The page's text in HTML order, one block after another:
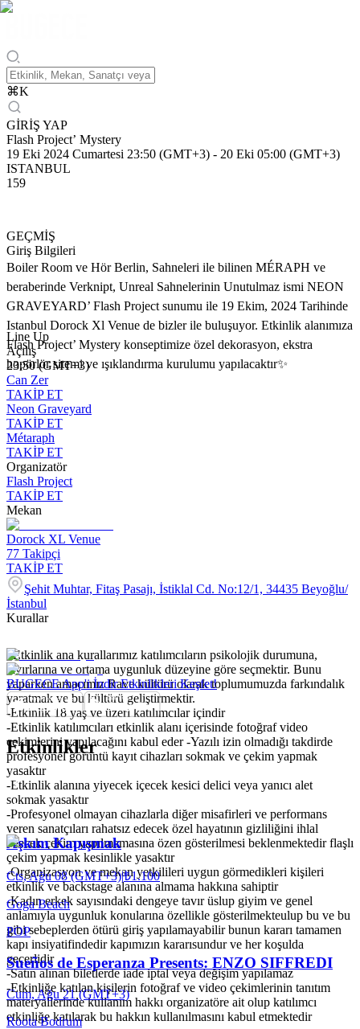
⌘K
GİRİŞ YAP
Flash Project’ Mystery
19 Eki 2024 Cumartesi 23:50 (GMT+3) - 20 Eki 05:00 (GMT+3)
ISTANBUL
159
GEÇMİŞ
Giriş Bilgileri
Boiler Room ve Hör Berlin, Sahneleri ile bilinen MÉRAPH ve
beraberinde Verknipt, Unreal Sahnelerinin Unutulmaz ismi NEON
GRAVEYARD’ Flash Project sunumu ile 19 Ekim, 2024 Tarihinde
Istanbul Dorock Xl Venue de bizler ile buluşuyor. Etkinlik alanımıza
Flash Project’ Mystery konseptimize özel dekorasyon, ekstra
hopörlör sitemi ve ışıklandırma kurulumu yapılacaktır✨
Line Up
Açılış
23:50 (GMT+3)
Can Zer
TAKİP ET
Neon Graveyard
TAKİP ET
Métaraph
TAKİP ET
Organizatör
Flash Project
TAKİP ET
Mekan
Dorock XL Venue
77 Takipçi
TAKİP ET
Şehit Muhtar, Fitaş Pasajı, İstiklal Cd. No:12/1, 34435 Beyoğlu/
İstanbul
Kurallar
*Etkinlik ana kurallarımız katılımcıların psikolojik durumuna,
tavırlarına ve ortama uygunluk düzeyine göre seçmektir. Bunu
yaparken amacımız Rave kültürü olarak toplumumuzda farkındalık
yaratmak ve bu kültürü geliştirmektir.
-Etkinlik 18 yaş ve üzeri katılımcılar içindir
-Etkinlik katılımcıları etkinlik alanı içerisinde fotoğraf video
çekimlerini yapılacağını kabul eder -Yazılı izin olmadığı takdirde
profesyonel görüntü kayıt cihazları sokmak ve çekim yapmak
yasaktır
-Etkinlik alanına yiyecek içecek kesici delici veya yanıcı alet
sokmak yasaktır
-Profesyonel olmayan cihazlarla diğer misafirleri ve performans
veren sanatçıları rahatsız edecek özel hayatının gizliliğini ihlal
edecek çekim yapılmamasına özen gösterilmesi beklenmektedir flaşlı
çekim yapmak kesinlikle yasaktır
-Organizasyon ve mekan yetkilileri uygun görmedikleri kişileri
etkinlik ve backstage alanına almama hakkına sahiptir
-Kadın erkek sayısındaki dengeye tavır üslup giyim ve genel
anlamıyla uygunluk konularına özellikle gösterilmekteulup bu ve bu
gibi sebeplerden ötürü giriş yapılamayabilir bunun kararı tamamen
kapı insiyatifindedir kapımızın kararısundur ve her koşulda
geçerlidir
-Satın alınan biletlerde iade iptal veya değişim yapılamaz
-Etkinliğe katılan kişilerin fotoğraf ve video çekimlerinin tanıtım
materyallerinde kullanım hakkı organizatöre ait olup katılımcı
etkinliğe katılarak bu hakkın kullanılmasını kabul etmektedir
BUGECE App'i İndir Etkinlikleri Keşfet!
Etkinlikler
Aşkım Kapışmak
Cts, Ağu 08 (GMT+3)|₺1.100
Goga Beach
POP
Sueños de Esperanza Presents: ENZO SIFFREDI
Cum, Ağu 21 (GMT+3)
Roota Bodrum